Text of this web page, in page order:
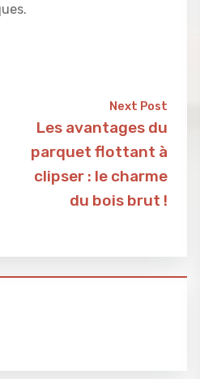
Next Post
Les avantages du
parquet flottant à
clipser : le charme
du bois brut !